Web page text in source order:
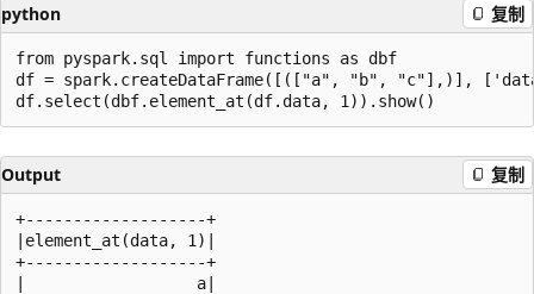
python 复制
from pyspark.sql import functions as dbf
df = spark.createDataFrame([(["a", "b", "c"],)],
Output 复制
+-------------------+
|element_at(data, 1)|
+-------------------+
|                  a|